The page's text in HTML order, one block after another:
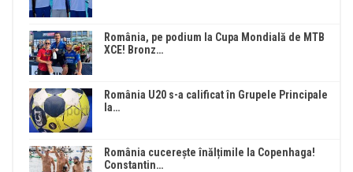
România, pe podium la Cupa Mondială de MTB
XCE! Bronz…
România U20 s-a calificat în Grupele Principale
la…
România cucerește înălțimile la Copenhaga!
Constantin…